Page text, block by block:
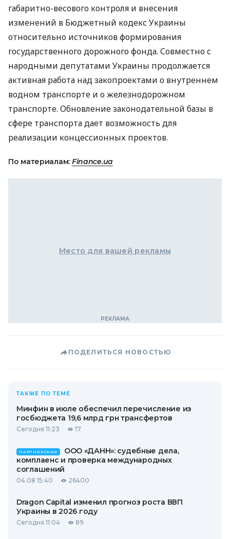
габаритно-весового контроля и внесения
изменений в Бюджетный кодекс Украины
относительно источников формирования
государственного дорожного фонда. Совместно с
народными депутатами Украины продолжается
активная работа над закопроектами о внутреннем
водном транспорте и о железнодорожном
транспорте. Обновление законодательной базы в
сфере транспорта дает возможность для
реализации концессионных проектов.
По материалам: Finance.ua
Место для вашей рекламы
ПОДЕЛИТЬСЯ НОВОСТЬЮ
ТАКЖЕ ПО ТЕМЕ
Минфин в июле обеспечил перечисление из
госбюджета 19,6 млрд грн трансфертов
Сегодня 11:23 17
ПАРТНЕРСКАЯ
ООО «ДАНН»: судебные дела,
комплаенс и проверка международных
соглашений
04.08 15:40 26400
Dragon Capital изменил прогноз роста ВВП
Украины в 2026 году
Сегодня 11:04 89